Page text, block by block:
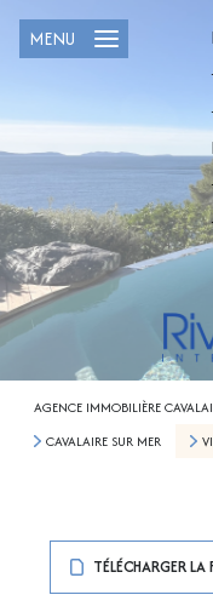
MENU
AGENCE IMMOBILIÈRE
CAVALAIRE SUR MER
TÉLÉCHARGER LA